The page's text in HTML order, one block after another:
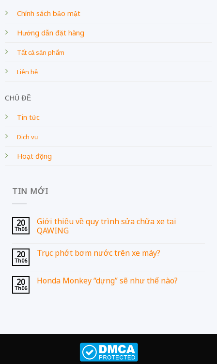
Chính sách bảo mật
Hướng dẫn đặt hàng
Tất cả sản phẩm
Liên hệ
CHỦ ĐỀ
Tin tức
Dịch vụ
Hoạt động
TIN MỚI
20
Th06
Giới thiệu về quy trình sửa chữa xe tại
QAWING
20
Th06
Trục phớt bơm nước trên xe máy?
20
Th06
Honda Monkey “dựng” sẽ như thế nào?